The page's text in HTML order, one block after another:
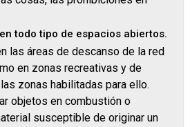
todo tipo de espacios abiertos.
las áreas de descanso de la red
en zonas recreativas y de
zonas habilitadas para ello.
objetos en combustión o
susceptible de originar un